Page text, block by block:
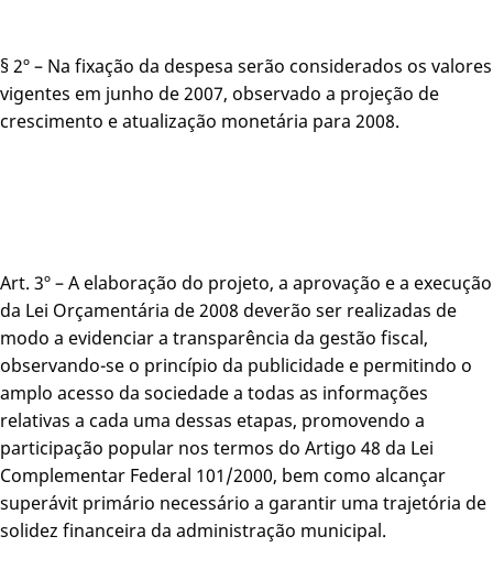
§ 2º – Na fixação da despesa serão considerados os valores
vigentes em junho de 2007, observado a projeção de
crescimento e atualização monetária para 2008.
Art. 3º – A elaboração do projeto, a aprovação e a execução
da Lei Orçamentária de 2008 deverão ser realizadas de
modo a evidenciar a transparência da gestão fiscal,
observando-se o princípio da publicidade e permitindo o
amplo acesso da sociedade a todas as informações
relativas a cada uma dessas etapas, promovendo a
participação popular nos termos do Artigo 48 da Lei
Complementar Federal 101/2000, bem como alcançar
superávit primário necessário a garantir uma trajetória de
solidez financeira da administração municipal.